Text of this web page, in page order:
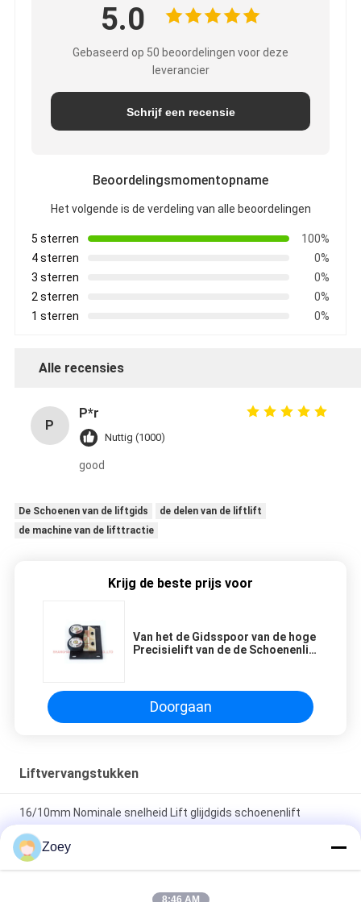
5.0
Gebaseerd op 50 beoordelingen voor deze
leverancier
Schrijf een recensie
Beoordelingsmomentopname
Het volgende is de verdeling van alle beoordelingen
5 sterren
100%
4 sterren
0%
3 sterren
0%
2 sterren
0%
1 sterren
0%
Alle recensies
P
P*r
Nuttig (1000)
good
De Schoenen van de liftgids
de delen van de liftlift
de machine van de lifttractie
Krijg de beste prijs voor
Van het de Gidsspoor van de hoge
Precisielift van de de Schoenenlift
Doorgaan
Liftvervangstukken
16/10mm Nominale snelheid Lift glijdgids schoenenlift
onderdelen onderdelen
Glij-gids schoenen Duurzame en laag wrijvingsvrije
Zoey
8:46 AM